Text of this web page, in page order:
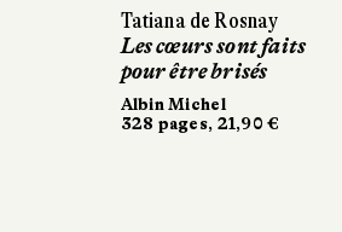
Tatiana de Rosnay
Les cœurs sont faits
pour être brisés
Albin Michel
328 pages, 21,90 €